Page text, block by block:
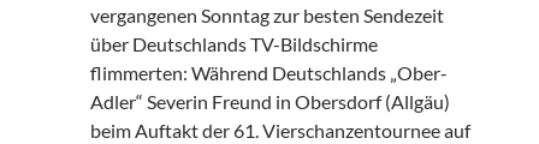
vergangenen Sonntag zur besten Sendezeit
über Deutschlands TV-Bildschirme
flimmerten: Während Deutschlands „Ober-
Adler“ Severin Freund in Obersdorf (Allgäu)
beim Auftakt der 61. Vierschanzentournee auf